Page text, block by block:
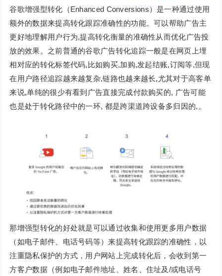
谷歌增强型转化（Enhanced Conversions）是一种通过使用
额外的数据来提高转化跟踪准确性的功能。可以帮助广告主
更好地理解用户行为,提高转化衡量的准确性从而优化广告投
放的效果。之前普通的谷歌广告转化追踪一般是在网页上埋
相对应的转化标签代码,比如购买,加购,发起结账,订阅等,但现
在用户路径追踪越来越复杂,链路也越来越长,尤其对于高客单
来说,单纯的很少有看到广告直接完成付款购买的, 广告可能
也是处于转化路径中的一环, 都是跨渠道跨设备多归因的,。
那增强型转化的好处就是可以通过收集和使用更多用户数据
（如电子邮件、电话号码等）来提高转化跟踪的准确性，以
注重隐私保护的方式，用户网站上完成转化后，会收到第一
方客户数据（例如电子邮件地址、姓名、住址及/或电话号